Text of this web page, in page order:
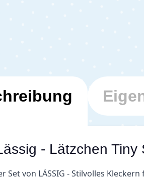
- Lätzchen Tiny
Set von LÄSSIG - Stilvolles